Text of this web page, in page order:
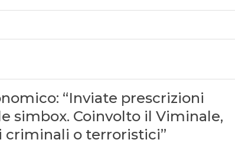
“Inviate prescrizioni
simbox. Coinvolto il Viminale,
criminali o terroristici”